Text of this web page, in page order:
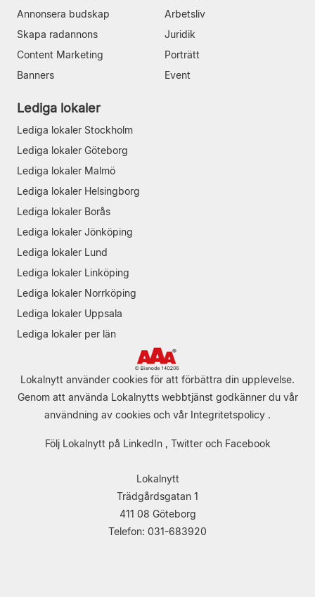
Annonsera budskap
Skapa radannons
Content Marketing
Banners
Arbetsliv
Juridik
Porträtt
Event
Lediga lokaler
Lediga lokaler Stockholm
Lediga lokaler Göteborg
Lediga lokaler Malmö
Lediga lokaler Helsingborg
Lediga lokaler Borås
Lediga lokaler Jönköping
Lediga lokaler Lund
Lediga lokaler Linköping
Lediga lokaler Norrköping
Lediga lokaler Uppsala
Lediga lokaler per län
Lokalnytt använder cookies för att förbättra din upplevelse.
Genom att använda Lokalnytts webbtjänst godkänner du vår
användning av cookies och vår Integritetspolicy .
Följ Lokalnytt på LinkedIn, Twitteroch Facebook
Lokalnytt
Trädgårdsgatan 1
411 08 Göteborg
Telefon: 031-683920